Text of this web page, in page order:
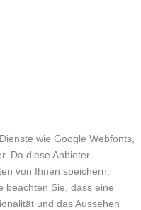
wie Google Webfonts,
Da diese Anbieter
von Ihnen speichern,
beachten Sie, dass eine
und das Aussehen